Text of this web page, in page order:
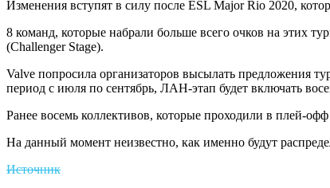
Изменения вступят в силу после ESL Major Rio 2020,
8 команд, которые набрали больше всего очков на этих
(Challenger Stage).
Valve попросила организаторов высылать предложения
период с июля по сентябрь, ЛАН-этап будет включать
Ранее восемь коллективов, которые проходили в плей-
На данный момент неизвестно, как именно будут
Источник